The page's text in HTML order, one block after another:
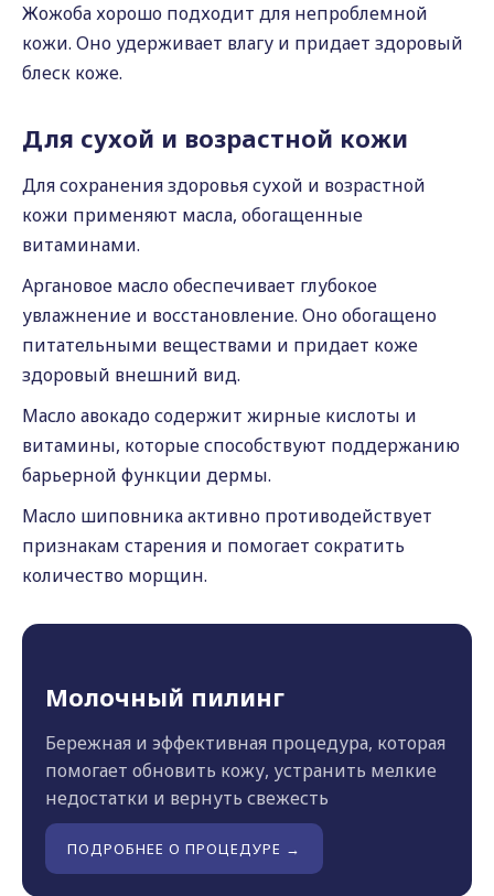
Жожоба хорошо подходит для непроблемной
кожи. Оно удерживает влагу и придает здоровый
блеск коже.
Для сухой и возрастной кожи
Для сохранения здоровья сухой и возрастной
кожи применяют масла, обогащенные
витаминами.
Аргановое масло обеспечивает глубокое
увлажнение и восстановление. Оно обогащено
питательными веществами и придает коже
здоровый внешний вид.
Масло авокадо содержит жирные кислоты и
витамины, которые способствуют поддержанию
барьерной функции дермы.
Масло шиповника активно противодействует
признакам старения и помогает сократить
количество морщин.
Молочный пилинг
Бережная и эффективная процедура, которая
помогает обновить кожу, устранить мелкие
недостатки и вернуть свежесть
ПОДРОБНЕЕ О ПРОЦЕДУРЕ →